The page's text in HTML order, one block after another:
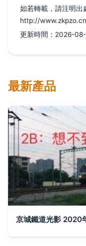
如若轉載，請注明出
http://
更新時間：2026-
最新產品
京城鐵道光影 2020